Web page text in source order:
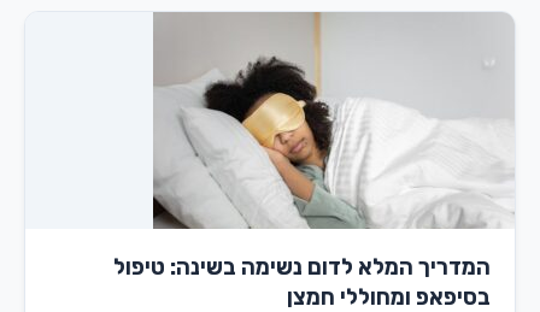
המדריך המלא לדום נשימה בשינה: טיפול
בסיפאפ ומחוללי חמצן